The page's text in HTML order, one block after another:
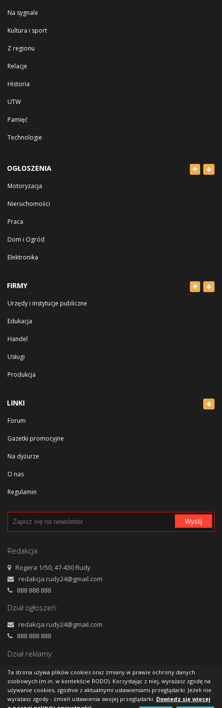
Na sygnale
Kultura i sport
Z regionu
Relacje
Historia
UTW
Pamięć
Technologie
OGŁOSZENIA
Motoryzacja
Nieruchomości
Praca
Dom i Ogród
Elektronika
FIRMY
Urzędy i instytucje publiczne
Edukacja
Handel
Usługi
Produkcja
LINKI
Forum
Gazetki promocyjne
Na dyżurze
O nas
Regulamin
Cennik
Kontakt
Wyślij
Redakcja:
Rogera 1/50, 47-430 Rudy
redakcja.rudy24@gmail.com
888 888 888
Dział ogłoszeń:
redakcja.rudy24@gmail.com
888 888 888
Dział reklamy:
redakcja.rudy24@gmail.com
888 888 888
Ta strona używa plików cookies oraz zmiany w prawie ochrony danych
osobowych (m.in. w kontekście RODO). Korzystając z niej, wyrażasz zgodę na
używanie cookies, zgodnie z aktualnymi ustawieniami przeglądarki. Jeżeli nie
wyrażasz zgody - zmień ustawienia swojej przeglądarki. Dowiedz się więcej